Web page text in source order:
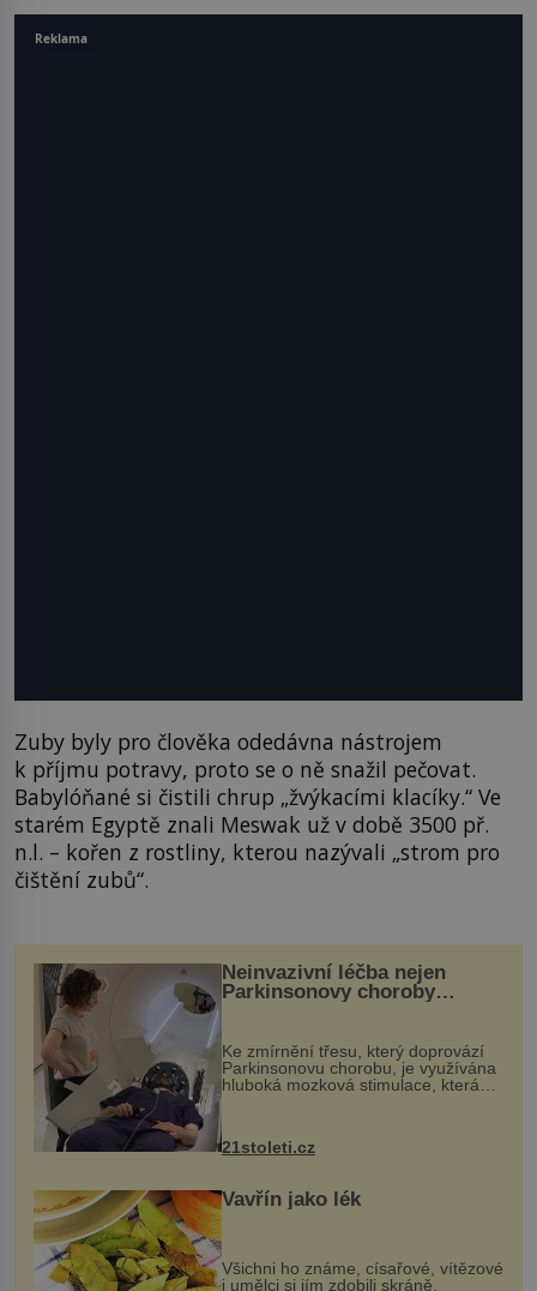
Zuby byly pro člověka odedávna nástrojem
k příjmu potravy, proto se o ně snažil pečovat.
Babylóňané si čistili chrup „žvýkacími klacíky.“ Ve
starém Egyptě znali Meswak už v době 3500 př.
n.l. – kořen z rostliny, kterou nazývali „strom pro
čištění zubů“.
Neinvazivní léčba nejen
Parkinsonovy choroby
Ke zmírnění třesu, který doprovází
Parkinsonovu chorobu, je využívána
hluboká mozková stimulace, která
však vyžaduje vysoce invazivní
k dostatečně přesnému zacílení ...
21stoleti.cz
Vavřín jako lék
Všichni ho známe, císařové, vítězové
i umělci si jím zdobili skráně,
Reklama